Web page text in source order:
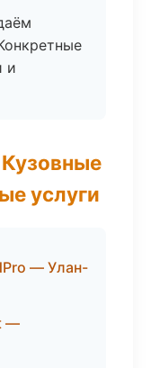
и
услуги
— Улан-
—